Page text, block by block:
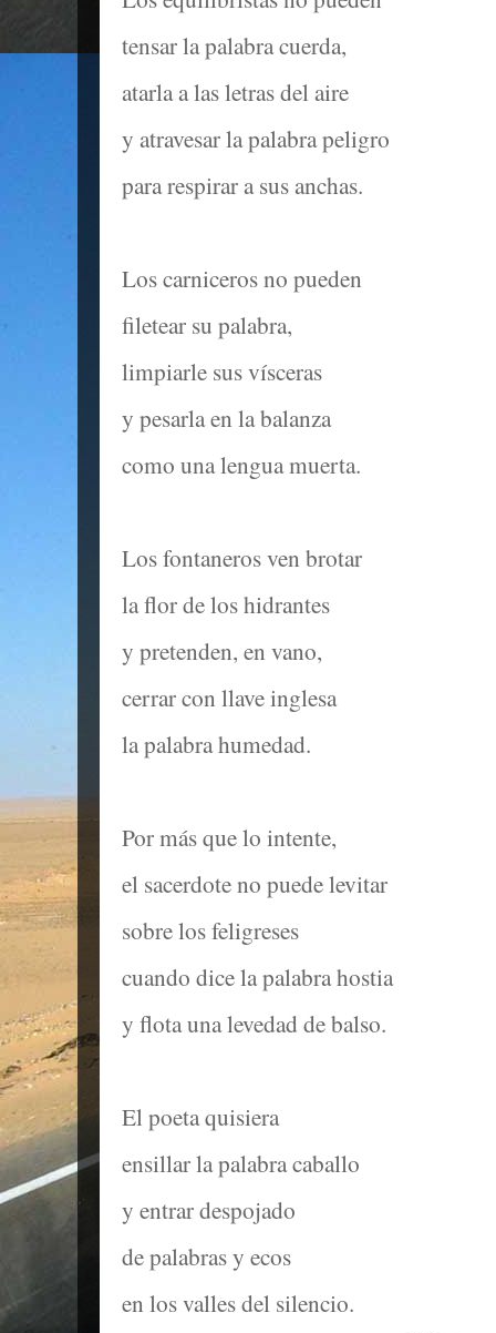
tensar la palabra cuerda,
atarla a las letras del aire
y atravesar la palabra peligro
para respirar a sus anchas.
Los carniceros no pueden
filetear su palabra,
limpiarle sus vísceras
y pesarla en la balanza
como una lengua muerta.
Los fontaneros ven brotar
la flor de los hidrantes
y pretenden, en vano,
cerrar con llave inglesa
la palabra humedad.
Por más que lo intente,
el sacerdote no puede levitar
sobre los feligreses
cuando dice la palabra hostia
y flota una levedad de balso.
El poeta quisiera
ensillar la palabra caballo
y entrar despojado
de palabras y ecos
en los valles del silencio.